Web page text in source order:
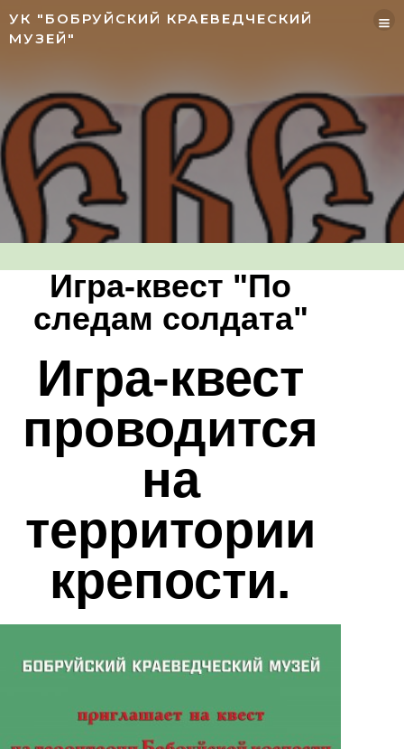
УК "БОБРУЙСКИЙ КРАЕВЕДЧЕСКИЙ
МУЗЕЙ"
Игра-квест "По
следам солдата"
Игра-квест
проводится
на
территории
крепости.